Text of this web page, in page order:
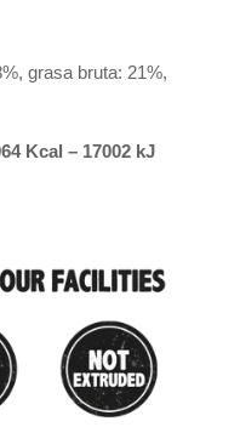
grasa bruta: 21%,
Kcal – 17002 kJ